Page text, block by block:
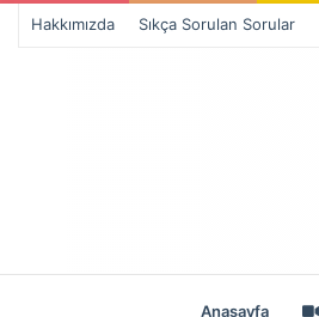
Hakkımızda Sıkça Sorulan Sorular
Anasayfa